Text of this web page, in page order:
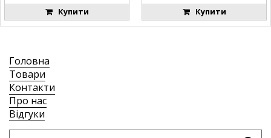
Купити Купити
Головна
Товари
Контакти
Про нас
Відгуки